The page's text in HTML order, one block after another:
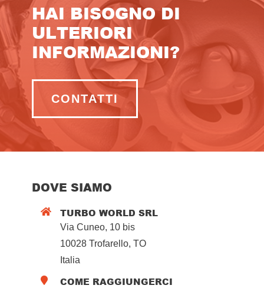
HAI BISOGNO DI
ULTERIORI
INFORMAZIONI?
CONTATTI
DOVE SIAMO
 TURBO WORLD SRL
Via Cuneo, 10 bis
10028 Trofarello, TO
Italia
 COME RAGGIUNGERCI